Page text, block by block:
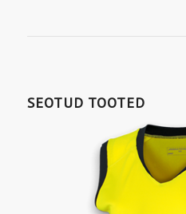
SEOTUD TOOTED